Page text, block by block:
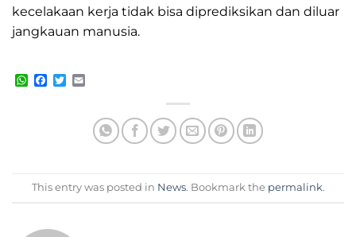
kecelakaan kerja tidak bisa diprediksikan dan diluar
jangkauan manusia.
WhatsApp
Facebook
Twitter
This entry was posted in News. Bookmark the permalink.